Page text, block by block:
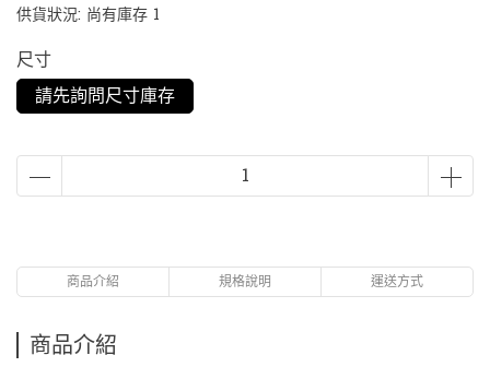
供貨狀況: 尚有庫存 1
尺寸
請先詢問尺寸庫存
商品介紹 規格說明 運送方式
商品介紹